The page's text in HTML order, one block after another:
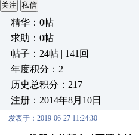
关注 私信
精华：0帖
求助：0帖
帖子：24帖 | 141回
年度积分：2
历史总积分：217
注册：2014年8月10日
发表于：2019-06-27 11:24:30